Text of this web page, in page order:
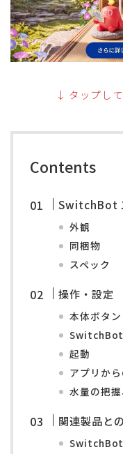
↓ タップし
Contents
SwitchBot
外観
同梱物
スペック
操作・設定
本体ボタン
SwitchBot
起動
アプリか
水量の把
関連製品と
SwitchBot